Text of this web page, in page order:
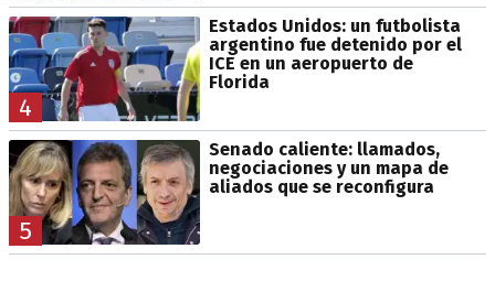
4
Estados Unidos: un futbolista
argentino fue detenido por el
ICE en un aeropuerto de
Florida
5
Senado caliente: llamados,
negociaciones y un mapa de
aliados que se reconfigura